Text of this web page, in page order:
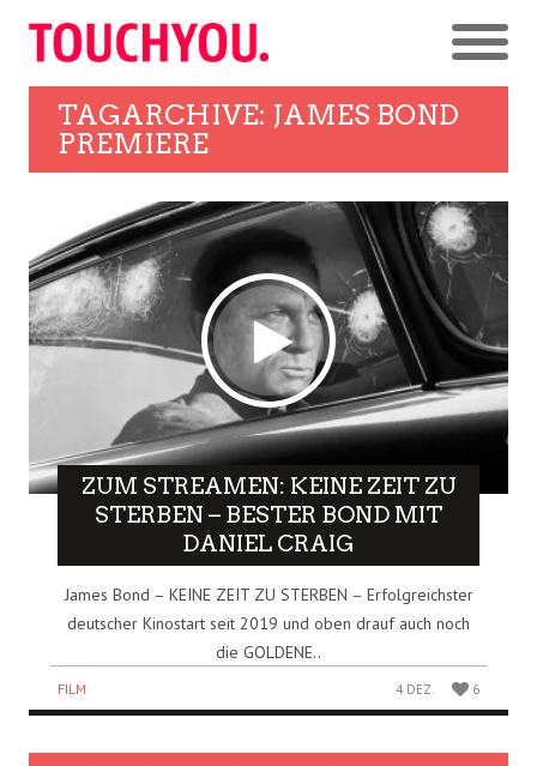
TAGARCHIVE: JAMES BOND
PREMIERE
ZUM STREAMEN: KEINE ZEIT ZU
STERBEN – BESTER BOND MIT
DANIEL CRAIG
James Bond – KEINE ZEIT ZU STERBEN – Erfolgreichster
deutscher Kinostart seit 2019 und oben drauf auch noch
die GOLDENE..
FILM 4 DEZ. 6